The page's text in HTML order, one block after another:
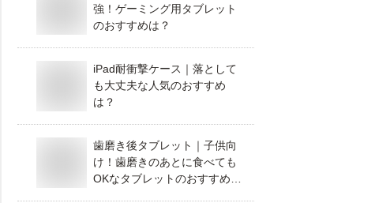
強！ゲーミング用タブレット
のおすすめは？
iPad耐衝撃ケース｜落として
も大丈夫な人気のおすすめ
は？
歯磨き後タブレット｜子供向
け！歯磨きのあとに食べても
OKなタブレットのおすすめ